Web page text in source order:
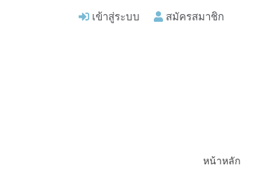
เข้าสู่ระบบ สมัครสมาชิก
หน้าหลัก